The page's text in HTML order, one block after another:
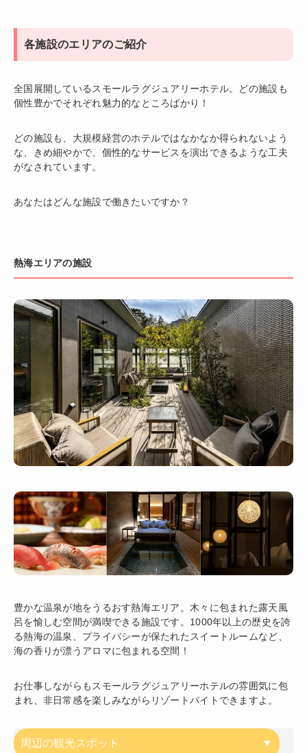
各施設のエリアのご紹介
全国展開しているスモールラグジュアリーホテル。どの施設も
個性豊かでそれぞれ魅力的なところばかり！
どの施設も、大規模経営のホテルではなかなか得られないよう
な、きめ細やかで、個性的なサービスを演出できるような工夫
がなされています。
あなたはどんな施設で働きたいですか？
熱海エリアの施設
豊かな温泉が地をうるおす熱海エリア。木々に包まれた露天風
呂を愉しむ空間が満喫できる施設です。1000年以上の歴史を誇
る熱海の温泉、プライバシーが保たれたスイートルームなど、
海の香りが漂うアロマに包まれる空間！
お仕事しながらもスモールラグジュアリーホテルの雰囲気に包
まれ、非日常感を楽しみながらリゾートバイトできますよ。
周辺の観光スポット